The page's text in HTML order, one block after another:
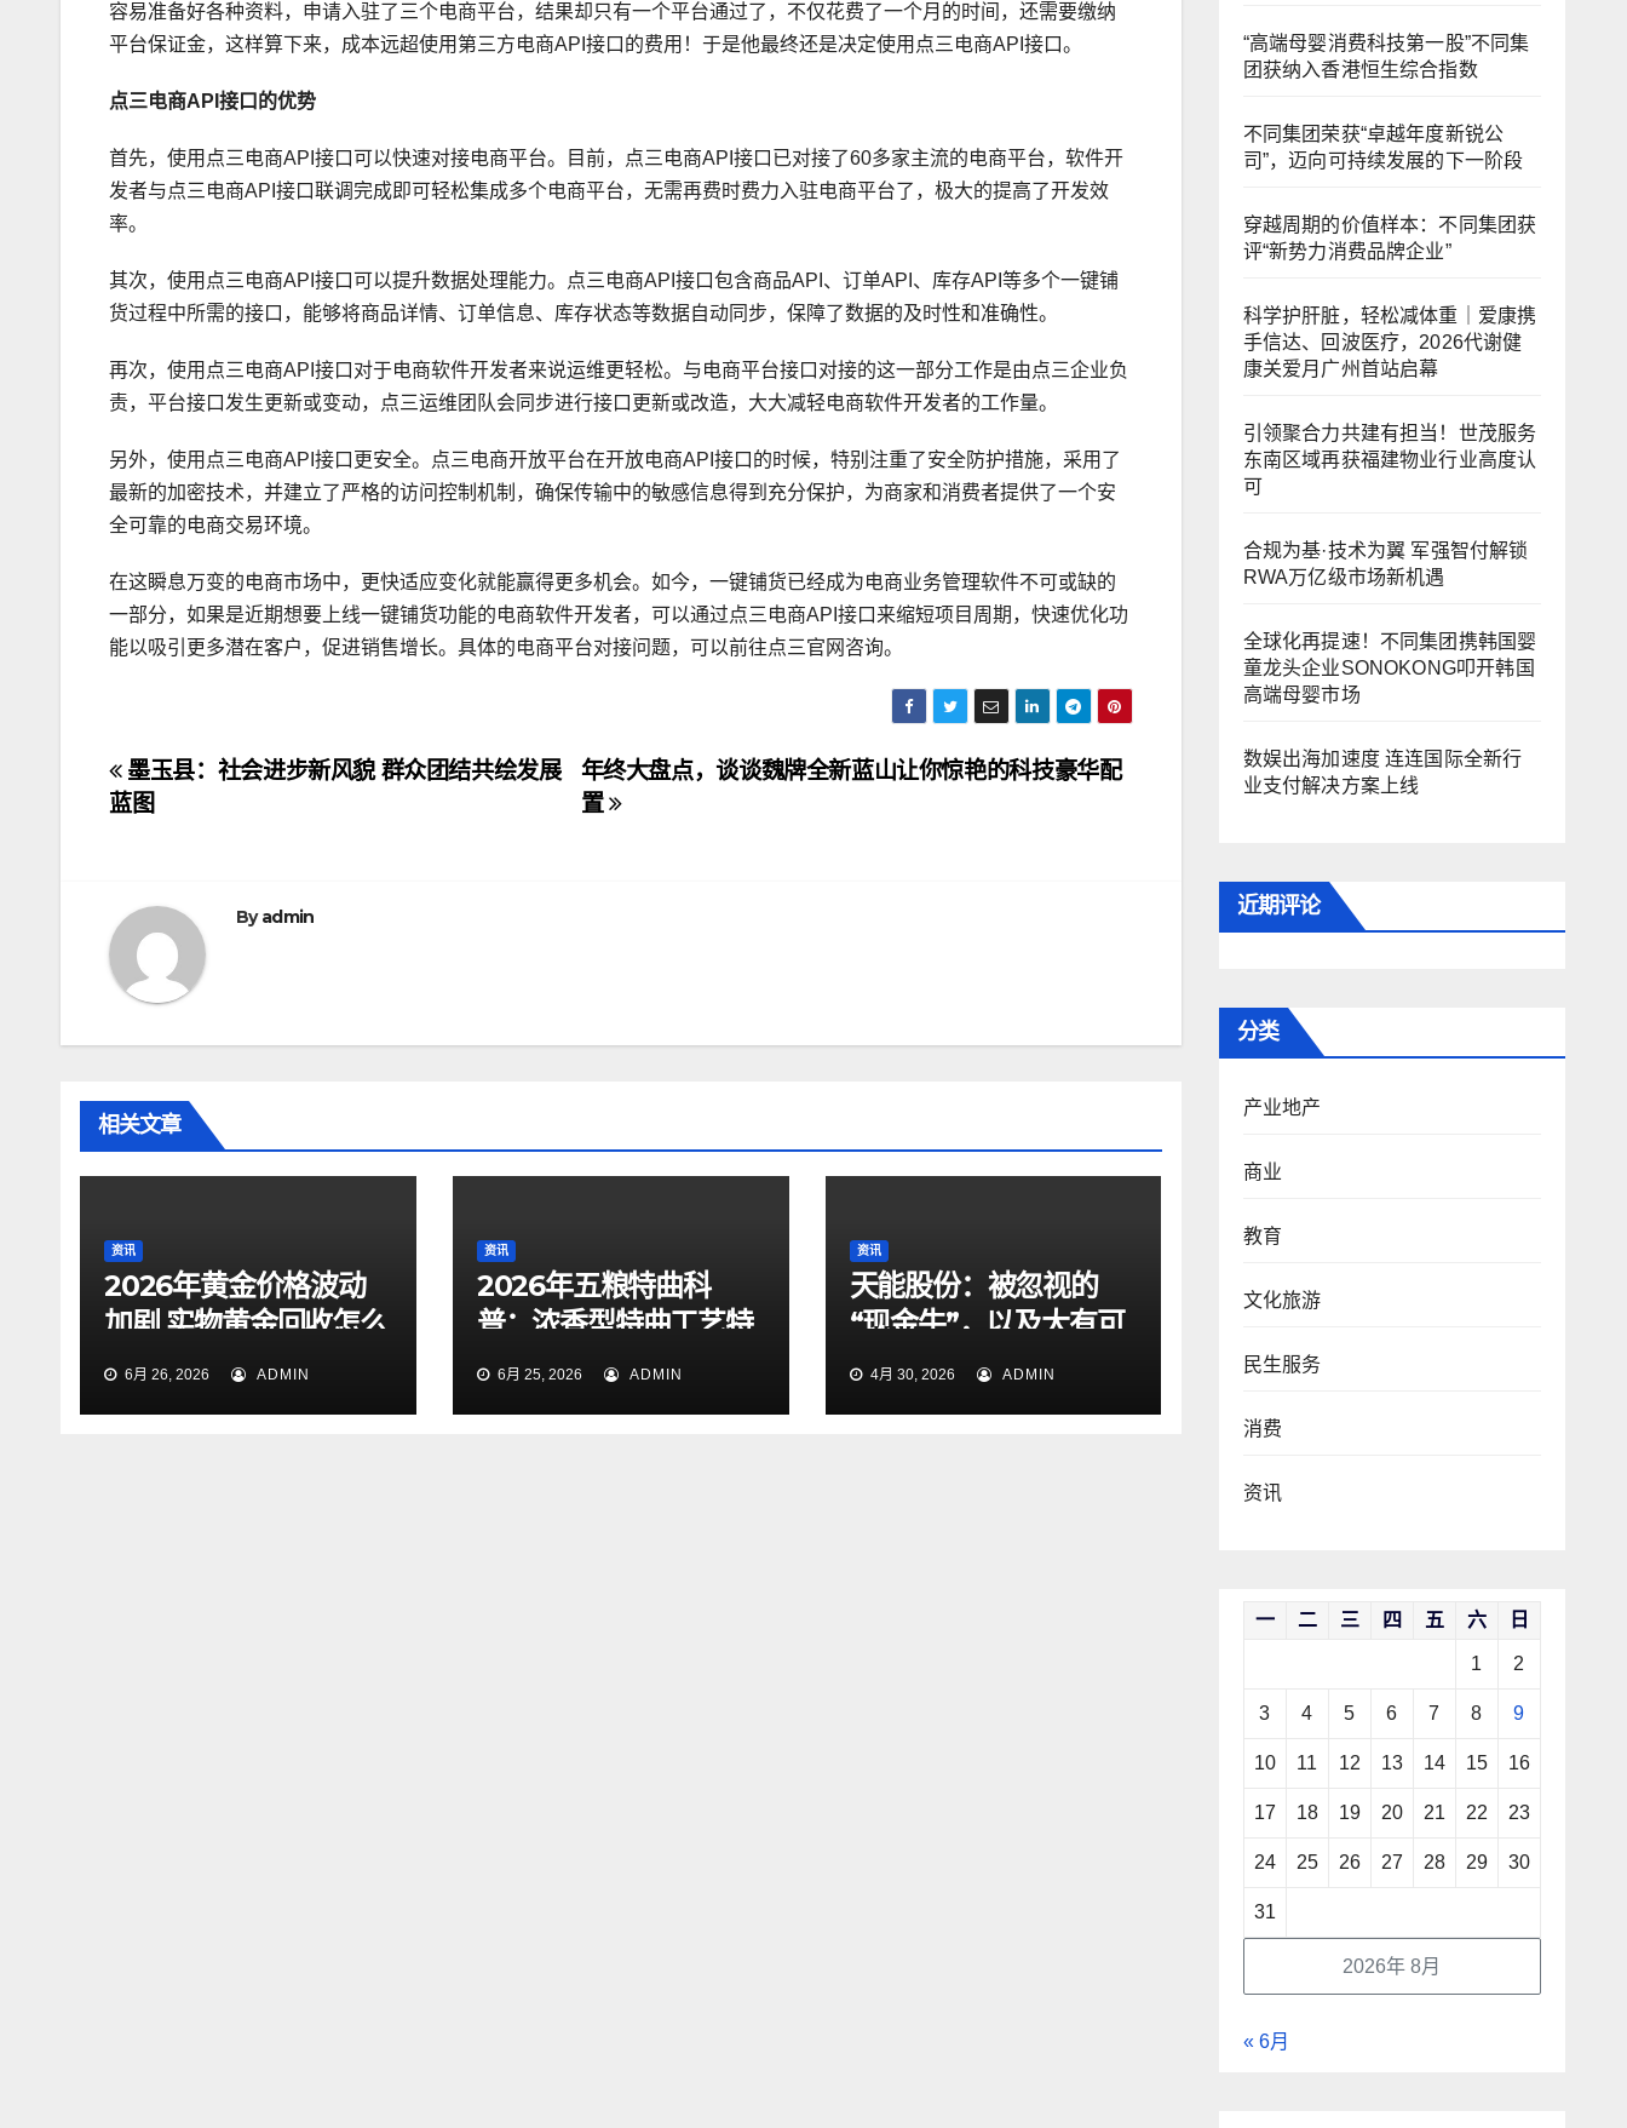
容易准备好各种资料，申请入驻了三个电商平台，结果却只有一个平台通过了，不仅花费了一个月的时间，还需要缴纳
平台保证金，这样算下来，成本远超使用第三方电商API接口的费用！于是他最终还是决定使用点三电商API接口。
点三电商API接口的优势
首先，使用点三电商API接口可以快速对接电商平台。目前，点三电商API接口已对接了60多家主流的电商平台，软件开
发者与点三电商API接口联调完成即可轻松集成多个电商平台，无需再费时费力入驻电商平台了，极大的提高了开发效
率。
其次，使用点三电商API接口可以提升数据处理能力。点三电商API接口包含商品API、订单API、库存API等多个一键铺
货过程中所需的接口，能够将商品详情、订单信息、库存状态等数据自动同步，保障了数据的及时性和准确性。
再次，使用点三电商API接口对于电商软件开发者来说运维更轻松。与电商平台接口对接的这一部分工作是由点三企业负
责，平台接口发生更新或变动，点三运维团队会同步进行接口更新或改造，大大减轻电商软件开发者的工作量。
另外，使用点三电商API接口更安全。点三电商开放平台在开放电商API接口的时候，特别注重了安全防护措施，采用了
最新的加密技术，并建立了严格的访问控制机制，确保传输中的敏感信息得到充分保护，为商家和消费者提供了一个安
全可靠的电商交易环境。
在这瞬息万变的电商市场中，更快适应变化就能赢得更多机会。如今，一键铺货已经成为电商业务管理软件不可或缺的
一部分，如果是近期想要上线一键铺货功能的电商软件开发者，可以通过点三电商API接口来缩短项目周期，快速优化功
能以吸引更多潜在客户，促进销售增长。具体的电商平台对接问题，可以前往点三官网咨询。
文
章
航
年终大盘点，谈谈魏牌全新蓝山让你惊艳的科技豪华配
置
墨玉县：社会进步新风貌 群众团结共绘发展
蓝图
Byadmin
相关文章
资讯
2026年黄金价格波动
加剧 实物黄金回收怎么
样才靠谱
6月 26, 2026 ADMIN
资讯
2026年五粮特曲科
普：浓香型特曲工艺特
点与大众商务选酒指南
6月 25, 2026 ADMIN
资讯
天能股份：被忽视的
“现金牛”，以及大有可
为的出海和锂电池
4月 30, 2026 ADMIN
“高端母婴消费科技第一股”不同集
团获纳入香港恒生综合指数
不同集团荣获“卓越年度新锐公
司”，迈向可持续发展的下一阶段
穿越周期的价值样本：不同集团获
评“新势力消费品牌企业”
科学护肝脏，轻松减体重｜爱康携
手信达、回波医疗，2026代谢健
康关爱月广州首站启幕
引领聚合力共建有担当！世茂服务
东南区域再获福建物业行业高度认
可
合规为基·技术为翼 军强智付解锁
RWA万亿级市场新机遇
全球化再提速！不同集团携韩国婴
童龙头企业SONOKONG叩开韩国
高端母婴市场
数娱出海加速度 连连国际全新行
业支付解决方案上线
近期评论
分类
产业地产
商业
教育
文化旅游
民生服务
消费
资讯
2026年 8月
一 二 三 四 五 六 日
1 2
3 4 5 6 7 8 9
10 11 12 13 14 15 16
17 18 19 20 21 22 23
24 25 26 27 28 29 30
31
« 6月